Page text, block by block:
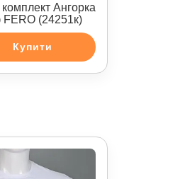
Ангорка
(24251к)
Купити